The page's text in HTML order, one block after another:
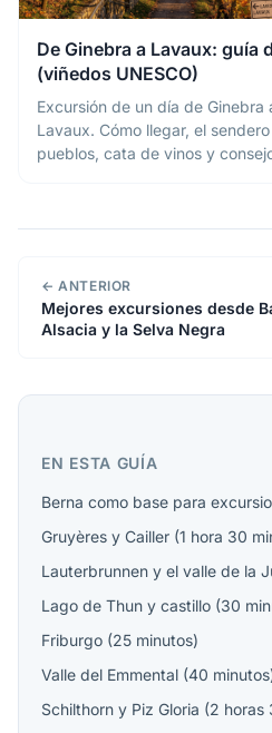
De Ginebra a Lavaux: guía
(viñedos UNESCO)
Excursión de un día de Ginebra
Lavaux. Cómo llegar, el
pueblos, cata de vinos y
← ANTERIOR
Mejores excursiones desde
Alsacia y la Selva Negra
EN ESTA GUÍA
Berna como base para
Gruyères y Cailler (1 hora 30
Lauterbrunnen y el valle de la
Lago de Thun y castillo (30
Friburgo (25 minutos)
Valle del Emmental (40
Schilthorn y Piz Gloria (2 horas